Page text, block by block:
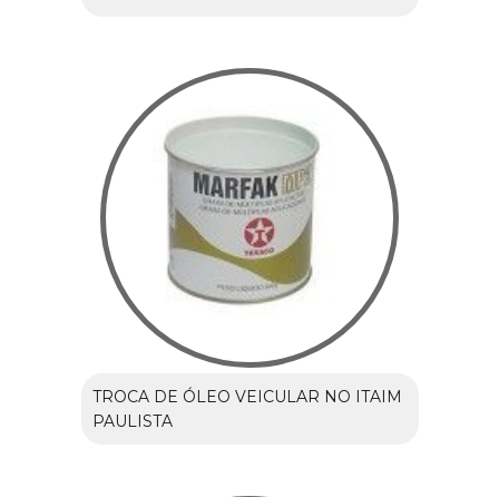
TROCA DE ÓLEO VEICULAR NO ITAIM
PAULISTA